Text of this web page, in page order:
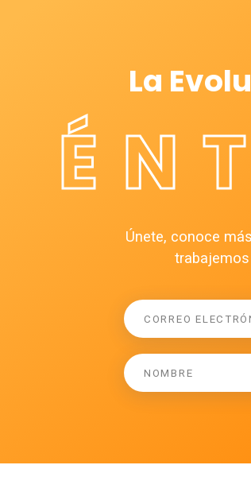
La
Únete, conoce